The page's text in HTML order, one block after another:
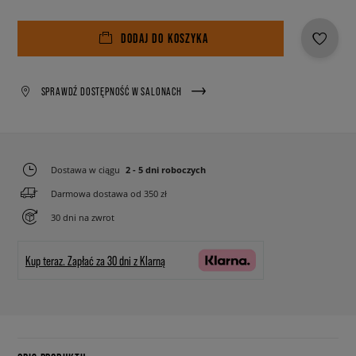
DODAJ DO KOSZYKA
SPRAWDŹ DOSTĘPNOŚĆ W SALONACH
Dostawa w ciągu 2 - 5 dni roboczych
Darmowa dostawa od 350 zł
30 dni na zwrot
Kup teraz. Zapłać za 30 dni z Klarną